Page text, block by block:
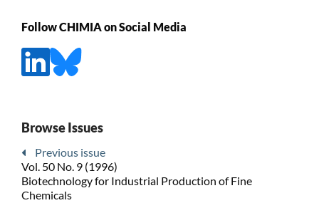
Follow CHIMIA on Social Media
Browse Issues
Previous issue
Vol. 50 No. 9 (1996)
Biotechnology for Industrial Production of Fine
Chemicals